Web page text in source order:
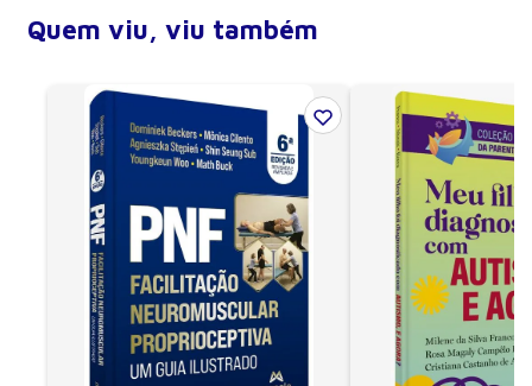
Raphael e Twin Cities Live, e seu trabalho é
criação de filhos.
Quem viu, viu também